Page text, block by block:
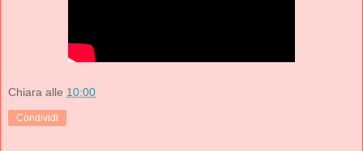
Chiara alle 10:00
Condividi